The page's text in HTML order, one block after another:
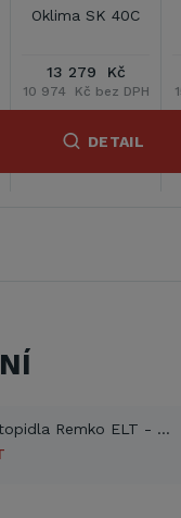
REMKO ELT 18-9
32 452 Kč
26 820 Kč bez
Elektrická topidla Remko ELT - návod (PDF)